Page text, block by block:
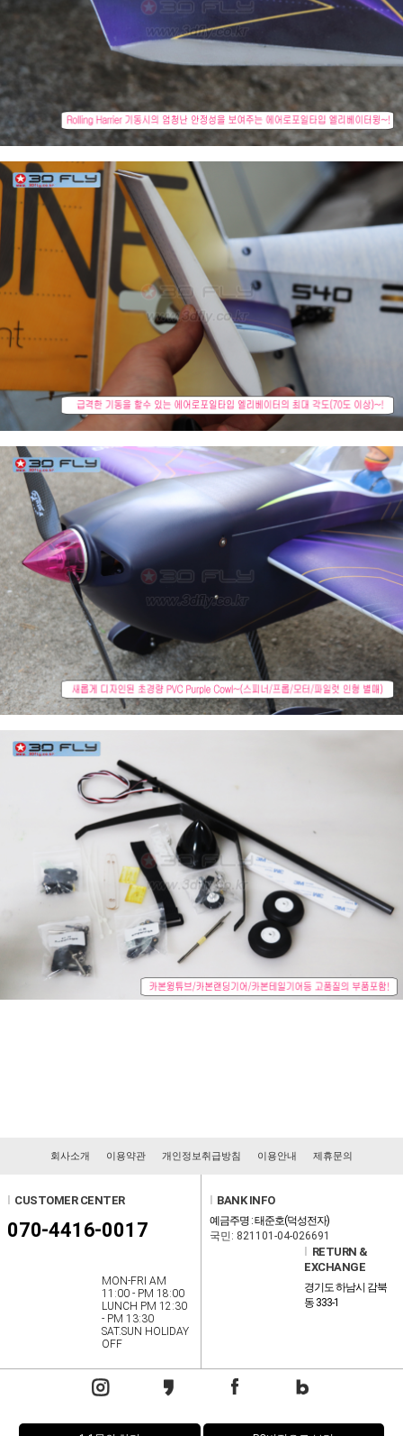
회사소개 이용약관 개인정보취급방침 이용안내 제휴문의
CUSTOMER CENTER
070-4416-0017
MON-FRI AM
11:00 - PM 18:00
LUNCH PM 12:30
- PM 13:30
SAT.SUN HOLIDAY
OFF
BANK INFO
예금주명 : 태준호(덕성전자)
국민: 821101-04-026691
RETURN &
EXCHANGE
경기도 하남시 감북
동 333-1